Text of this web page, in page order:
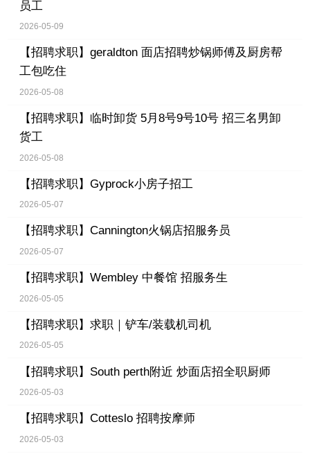
员工
2026-05-09
【招聘求职】 geraldton 面店招聘炒锅师傅及厨房帮
工包吃住
2026-05-08
【招聘求职】 临时卸货 5月8号9号10号 招三名男卸
货工
2026-05-08
【招聘求职】 Gyprock小房子招工
2026-05-07
【招聘求职】 Cannington火锅店招服务员
2026-05-07
【招聘求职】 Wembley 中餐馆 招服务生
2026-05-05
【招聘求职】 求职｜铲车/装载机司机
2026-05-05
【招聘求职】 South perth附近 炒面店招全职厨师
2026-05-03
【招聘求职】 Cotteslo 招聘按摩师
2026-05-03